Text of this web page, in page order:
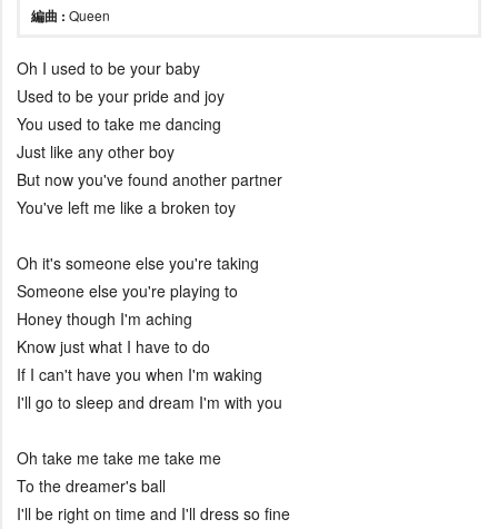
編曲 : Queen
Oh I used to be your baby
Used to be your pride and joy
You used to take me dancing
Just like any other boy
But now you've found another partner
You've left me like a broken toy
Oh it's someone else you're taking
Someone else you're playing to
Honey though I'm aching
Know just what I have to do
If I can't have you when I'm waking
I'll go to sleep and dream I'm with you
Oh take me take me take me
To the dreamer's ball
I'll be right on time and I'll dress so fine